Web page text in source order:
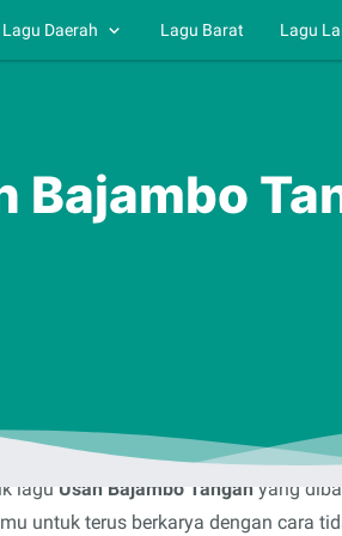
Lagu Daerah Lagu Barat Lagu
Bajambo
lagu Usah Bajambo Tangan yang
untuk terus berkarya dengan cara